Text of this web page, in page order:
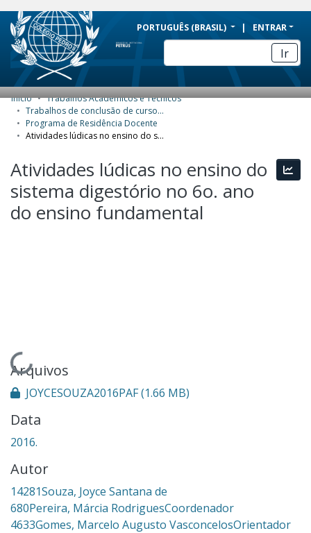
BRAZIL
Simplifique!
Comunica BR
Participe
Acesso à informação
Legislação
PORTUGUÊS (BRASIL) ENTRAR
Ir
COMUNIDADES E COLEÇÕES
NAVEGAR
ESTATÍSTICAS
SOBRE
Início
Trabalhos Acadêmicos e Técnicos
Trabalhos de conclusão de curso de Especialização
Programa de Residência Docente
Atividades lúdicas no ensino do sistema digestório no 6o. ano do ensino fundamental
Atividades lúdicas no ensino do
sistema digestório no 6o. ano
do ensino fundamental
Carregando...
Arquivos
JOYCESOUZA2016PAF(1.66 MB)
Data
2016.
Autor
14281Souza, Joyce Santana de
680Pereira, Márcia RodriguesCoordenador
4633Gomes, Marcelo Augusto VasconcelosOrientador